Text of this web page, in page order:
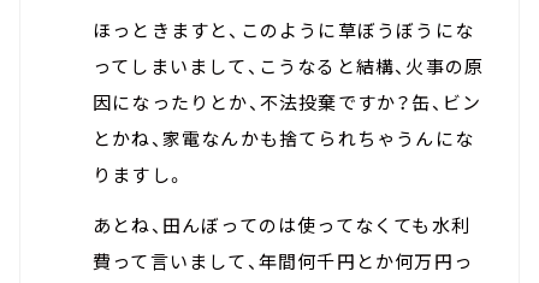
ほっときますと、このように草ぼうぼうにな
ってしまいまして、こうなると結構、火事の原
因になったりとか、不法投棄ですか？缶、ビン
とかね、家電なんかも捨てられちゃうんにな
りますし。
あとね、田んぼってのは使ってなくても水利
費って言いまして、年間何千円とか何万円っ